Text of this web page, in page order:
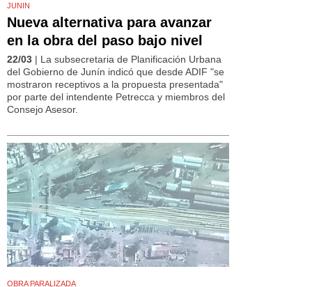
JUNIN
Nueva alternativa para avanzar
en la obra del paso bajo nivel
22/03 | La subsecretaria de Planificación Urbana
del Gobierno de Junín indicó que desde ADIF "se
mostraron receptivos a la propuesta presentada"
por parte del intendente Petrecca y miembros del
Consejo Asesor.
OBRA PARALIZADA